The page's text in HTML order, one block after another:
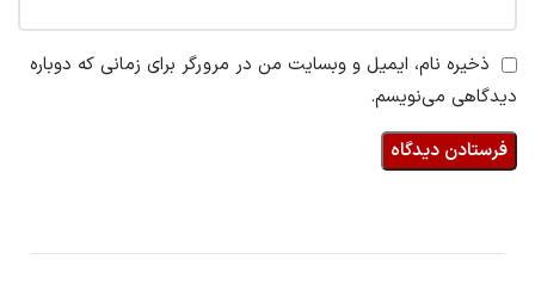
ذخیره نام، ایمیل و وبسایت من در مرورگر برای زمانی که دوباره
دیدگاهی می‌نویسم.